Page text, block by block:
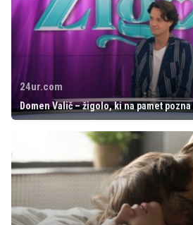
24ur.com
Domen Valič – žigolo, ki na pamet